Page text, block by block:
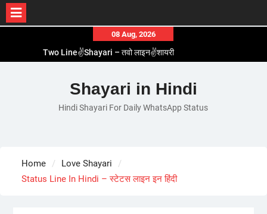
content
08 Aug, 2026
Two Line✌️Shayari – तवो लाइन✌️शायरी
Romantic Love😽Status – रोमांटिक लव😽स्टेटस
Love🥳Poetry In Hindi – लव🥳पोएट्री इन हिंदी
1 Line☝️Shayari In Hindi – १ लाइन☝️शायरी इन हिंदी
Shayari in Hindi
Hindi Shayari For Daily WhatsApp Status
Home
Love Shayari
Status Line In Hindi – स्टेटस लाइन इन हिंदी